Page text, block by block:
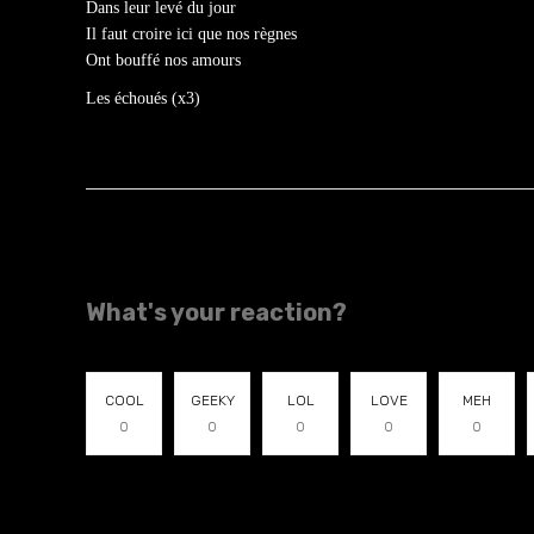
Dans leur levé du jour
Il faut croire ici que nos règnes
Ont bouffé nos amours
Les échoués (x3)
What's your reaction?
COOL
0
GEEKY
0
LOL
0
LOVE
0
MEH
0